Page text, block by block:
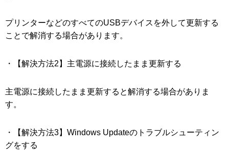
プリンターなどのすべてのUSBデバイスを外して更新する
ことで解消する場合があります。
・【解決方法2】主電源に接続したまま更新する
主電源に接続したまま更新すると解消する場合がありま
す。
・【解決方法3】Windows Updateのトラブルシューティン
グをする